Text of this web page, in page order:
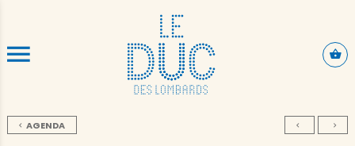
ALLER AU CONTENU PRINCIPAL
AGENDA